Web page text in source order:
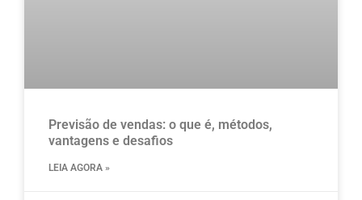
Previsão de vendas: o que é, métodos,
vantagens e desafios
LEIA AGORA »